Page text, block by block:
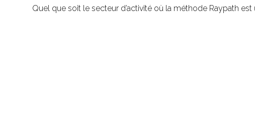
Quel que soit le secteur d’activité où la méthode Raypath